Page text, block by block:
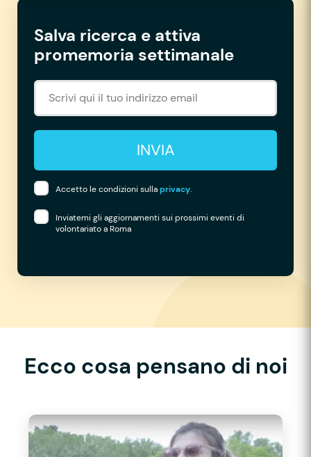
Salva ricerca e attiva
promemoria settimanale
INVIA
Accetto le condizioni sullaprivacy.
Inviatemi gli aggiornamenti sui prossimi eventi di
volontariato a Roma
Ecco cosa pensano di noi